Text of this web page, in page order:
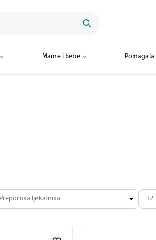
Mame i bebe Pomagala
Preporuka ljekarnika 12